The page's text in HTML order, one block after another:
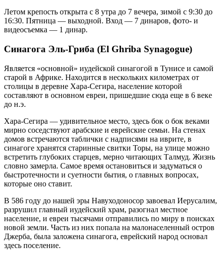
Летом крепость открыта с 8 утра до 7 вечера, зимой с 9:30 до
16:30. Пятница — выходной. Вход — 7 динаров, фото- и
видеосъемка — 1 динар.
Синагога Эль-Гриба (El Ghriba Synagogue)
Является «основной» иудейской синагогой в Тунисе и самой
старой в Африке. Находится в нескольких километрах от
столицы в деревне Хара-Сегира, население которой
составляют в основном евреи, пришедшие сюда еще в 6 веке
до н.э.
Хара-Сегира — удивительное место, здесь бок о бок веками
мирно соседствуют арабские и еврейские семьи. На стенах
домов встречаются таблички с надписями на иврите, в
синагоге хранятся старинные свитки Торы, на улице можно
встретить глубоких старцев, мерно читающих Талмуд. Жизнь
словно замерла. Самое время остановиться и задуматься о
быстротечности и суетности бытия, о главных вопросах,
которые оно ставит.
В 586 году до нашей эры Навуходоносор завоевал Иерусалим,
разрушил главный иудейский храм, разогнал местное
население, и евреи тысячами отправились по миру в поисках
новой земли. Часть из них попала на малонаселенный остров
Джерба, была заложена синагога, еврейский народ основал
здесь поселение.